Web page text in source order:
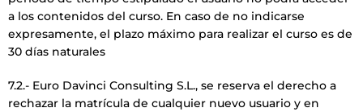
a los contenidos del curso. En caso de no indicarse
expresamente, el plazo máximo para realizar el curso es de
30 días naturales
7.2.- Euro Davinci Consulting S.L., se reserva el derecho a
rechazar la matrícula de cualquier nuevo usuario y en